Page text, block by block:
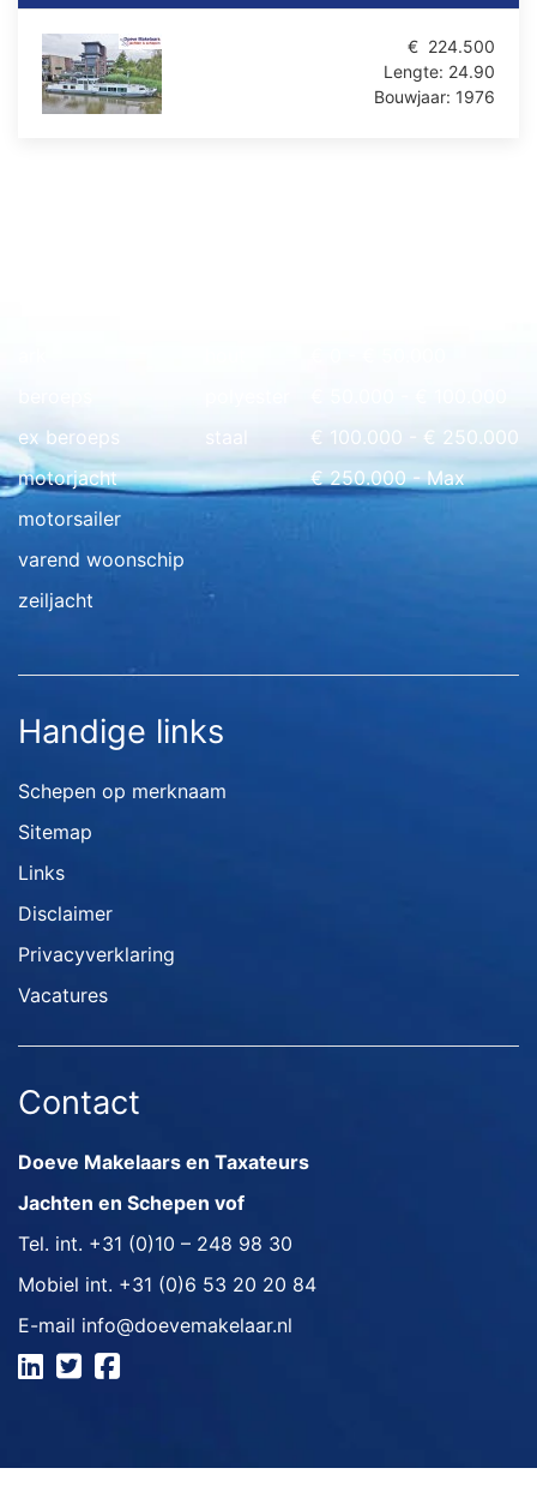
€ 224.500
Lengte: 24.90
Bouwjaar: 1976
ex beroeps
motorjacht
motorsailer
varend woonschip
zeiljacht
€ 100.000 - € 250.000
€ 250.000 - Max
Handige links
Schepen op merknaam
Sitemap
Links
Disclaimer
Privacyverklaring
Vacatures
Contact
Doeve Makelaars en Taxateurs
Jachten en Schepen vof
Tel. int. +31 (0)10 – 248 98 30
Mobiel int. +31 (0)6 53 20 20 84
E-mail info@doevemakelaar.nl